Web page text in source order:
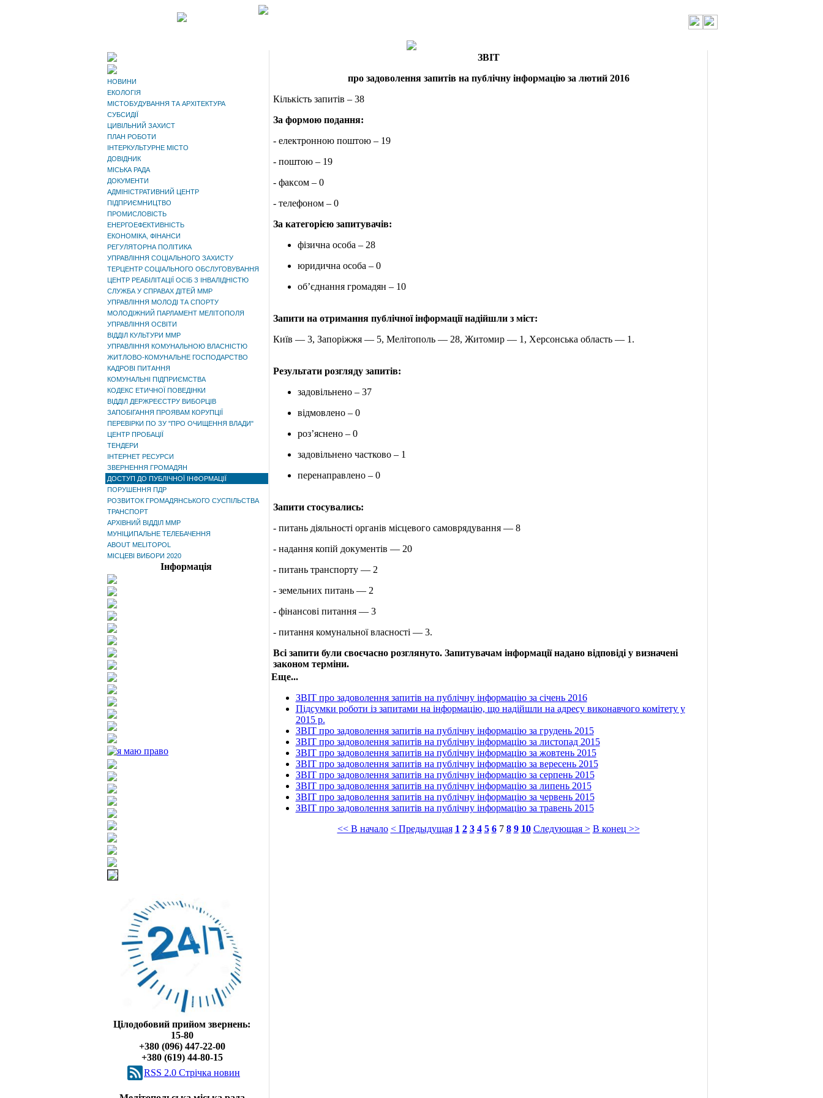
НОВИНИ
ЕКОЛОГІЯ
МІСТОБУДУВАННЯ ТА АРХІТЕКТУРА
СУБСИДІЇ
ЦИВІЛЬНИЙ ЗАХИСТ
ПЛАН РОБОТИ
ІНТЕРКУЛЬТУРНЕ МІСТО
ДОВІДНИК
МІСЬКА РАДА
ДОКУМЕНТИ
АДМІНІСТРАТИВНИЙ ЦЕНТР
ПІДПРИЄМНИЦТВО
ПРОМИСЛОВІСТЬ
ЕНЕРГОЕФЕКТИВНІСТЬ
ЕКОНОМІКА, ФІНАНСИ
РЕГУЛЯТОРНА ПОЛІТИКА
УПРАВЛІННЯ СОЦІАЛЬНОГО ЗАХИСТУ
ТЕРЦЕНТР СОЦІАЛЬНОГО ОБСЛУГОВУВАННЯ
ЦЕНТР РЕАБІЛІТАЦІЇ ОСІБ З ІНВАЛІДНІСТЮ
СЛУЖБА У СПРАВАХ ДІТЕЙ ММР
УПРАВЛІННЯ МОЛОДІ ТА СПОРТУ
МОЛОДІЖНИЙ ПАРЛАМЕНТ МЕЛІТОПОЛЯ
УПРАВЛІННЯ ОСВІТИ
ВІДДІЛ КУЛЬТУРИ ММР
УПРАВЛІННЯ КОМУНАЛЬНОЮ ВЛАСНІСТЮ
ЖИТЛОВО-КОМУНАЛЬНЕ ГОСПОДАРСТВО
КАДРОВІ ПИТАННЯ
КОМУНАЛЬНІ ПІДПРИЄМСТВА
КОДЕКС ЕТИЧНОЇ ПОВЕДІНКИ
ВІДДІЛ ДЕРЖРЕЄСТРУ ВИБОРЦІВ
ЗАПОБІГАННЯ ПРОЯВАМ КОРУПЦІЇ
ПЕРЕВІРКИ ПО ЗУ "ПРО ОЧИЩЕННЯ ВЛАДИ"
ЦЕНТР ПРОБАЦІЇ
ТЕНДЕРИ
ІНТЕРНЕТ РЕСУРСИ
ЗВЕРНЕННЯ ГРОМАДЯН
ДОСТУП ДО ПУБЛІЧНОЇ ІНФОРМАЦІЇ
ПОРУШЕННЯ ПДР
РОЗВИТОК ГРОМАДЯНСЬКОГО СУСПІЛЬСТВА
ТРАНСПОРТ
АРХІВНИЙ ВІДДІЛ ММР
МУНІЦИПАЛЬНЕ ТЕЛЕБАЧЕННЯ
ABOUT MELITOPOL
МІСЦЕВІ ВИБОРИ 2020
Інформація
Цілодобовий прийом звернень:
15-80
+380 (096) 447-22-00
+380 (619) 44-80-15
RSS 2.0 Cтрічка новин
ЗВІТ
про задоволення запитів на публічну інформацію за лютий 2016
Кількість запитів – 38
За формою подання:
- електронною поштою – 19
- поштою – 19
- факсом – 0
- телефоном – 0
За категорією запитувачів:
фізична особа – 28
юридична особа – 0
об’єднання громадян – 10
Запити на отримання публічної інформації надійшли з міст:
Київ — 3, Запоріжжя — 5, Мелітополь — 28, Житомир — 1, Херсонська область — 1.
Результати розгляду запитів:
задовільнено – 37
відмовлено – 0
роз’яснено – 0
задовільнено частково – 1
перенаправлено – 0
Запити стосувались:
- питань діяльності органів місцевого самоврядування — 8
- надання копій документів — 20
- питань транспорту — 2
- земельних питань — 2
- фінансові питання — 3
- питання комунальної власності — 3.
Всі запити були своєчасно розглянуто. Запитувачам інформації надано відповіді у визначені
законом терміни.
Еще...
ЗВІТ про задоволення запитів на публічну інформацію за січень 2016
Підсумки роботи із запитами на інформацію, що надійшли на адресу виконавчого комітету у
2015 р.
ЗВІТ про задоволення запитів на публічну інформацію за грудень 2015
ЗВІТ про задоволення запитів на публічну інформацію за листопад 2015
ЗВІТ про задоволення запитів на публічну інформацію за жовтень 2015
ЗВІТ про задоволення запитів на публічну інформацію за вересень 2015
ЗВІТ про задоволення запитів на публічну інформацію за серпень 2015
ЗВІТ про задоволення запитів на публічну інформацію за липень 2015
ЗВІТ про задоволення запитів на публічну інформацію за червень 2015
ЗВІТ про задоволення запитів на публічну інформацію за травень 2015
<< В начало < Предыдущая 1 2 3 4 5 6 7 8 9 10 Следующая > В конец >>